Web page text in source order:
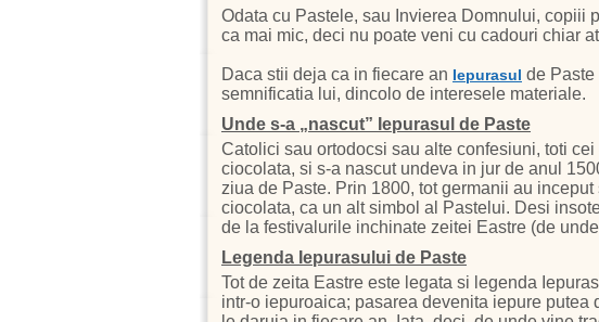
Odata cu Pastele, sau Invierea Domnului, copiii
ca mai mic, deci nu poate veni cu cadouri chiar
Daca stii deja ca in fiecare an Iepurasul de Paste
semnificatia lui, dincolo de interesele materiale.
Unde s-a „nascut” Iepurasul de Paste
Catolici sau ortodocsi sau alte confesiuni, toti
ciocolata, si s-a nascut undeva in jur de anul
ziua de Paste. Prin 1800, tot germanii au
ciocolata, ca un alt simbol al Pastelui. Desi
de la festivalurile inchinate zeitei Eastre (de
Legenda Iepurasului de Paste
Tot de zeita Eastre este legata si legenda
intr-o iepuroaica; pasarea devenita iepure